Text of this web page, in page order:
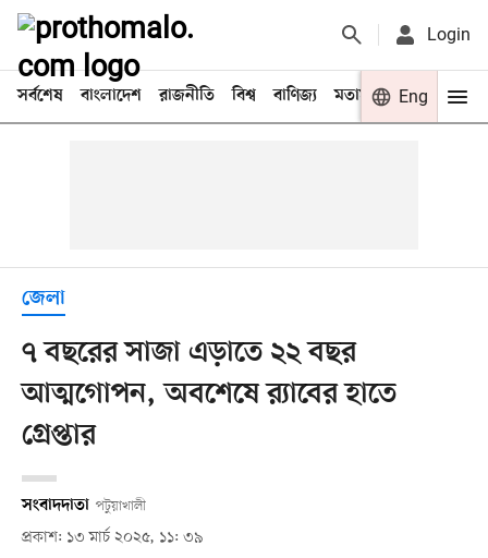
Login
সর্বশেষ বাংলাদেশ রাজনীতি বিশ্ব বাণিজ্য মতামত খেলা
Eng
জেলা
৭ বছরের সাজা এড়াতে ২২ বছর
আত্মগোপন, অবশেষে র‍্যাবের হাতে
গ্রেপ্তার
সংবাদদাতা পটুয়াখালী
প্রকাশ: ১৩ মার্চ ২০২৫, ১১: ৩৯